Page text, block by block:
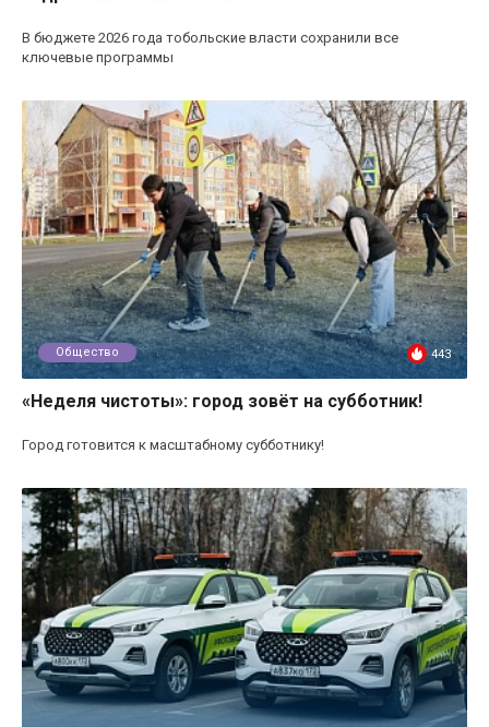
В бюджете 2026 года тобольские власти сохранили все
ключевые программы
Общество 443
«Неделя чистоты»: город зовёт на субботник!
Город готовится к масштабному субботнику!